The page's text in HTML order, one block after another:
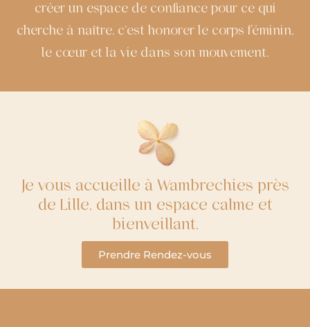
créer un espace de confiance pour ce qui
cherche à naître, c’est honorer le corps féminin,
le cœur et la vie dans son mouvement.
Je vous accueille à Wambrechies près
de Lille, dans un espace calme et
bienveillant.
Prendre Rendez-vous